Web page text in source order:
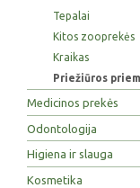
Tepalai
Kitos zooprekės
Kraikas
Priežiūros
Medicinos prekės
Odontologija
Higiena ir slauga
Kosmetika